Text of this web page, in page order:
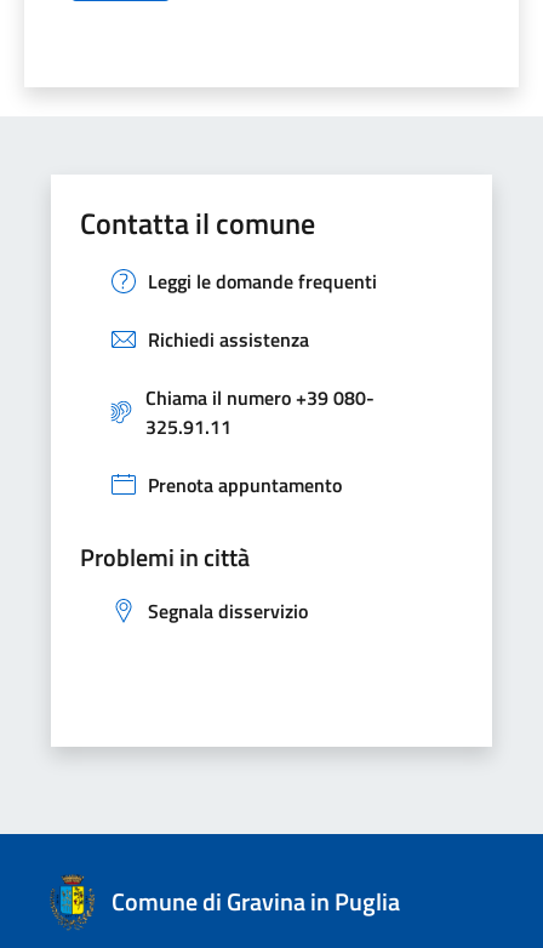
Contatta il comune
Leggi le domande frequenti
Richiedi assistenza
Chiama il numero +39 080-
325.91.11
Prenota appuntamento
Problemi in città
Segnala disservizio
Comune di Gravina in Puglia